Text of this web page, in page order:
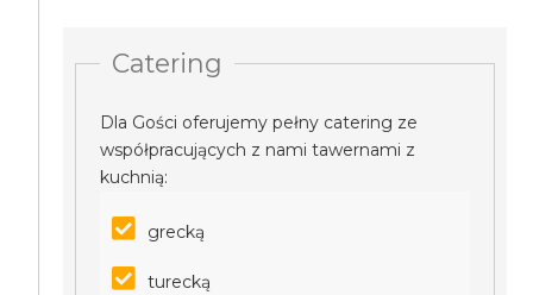
Catering
Dla Gości oferujemy pełny catering ze
współpracujących z nami tawernami z
kuchnią:
grecką
turecką